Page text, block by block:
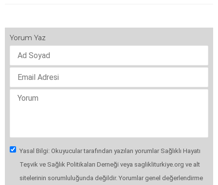
Yorum Yaz
Yasal Bilgi: Okuyucular tarafından yazılan yorumlar Sağlıklı Hayatı
Teşvik ve Sağlık Politikaları Derneği veya saglikliturkiye.org ve alt
sitelerinin sorumluluğunda değildir. Yorumlar genel değerlendirme